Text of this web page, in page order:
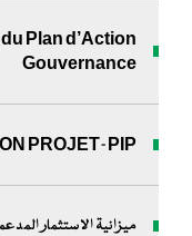
Plan d’Action
Gouvernance
PROJET-PIP
ميزانية الاستثمار المدعمة